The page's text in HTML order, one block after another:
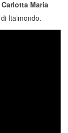
Maria
di Italmondo.